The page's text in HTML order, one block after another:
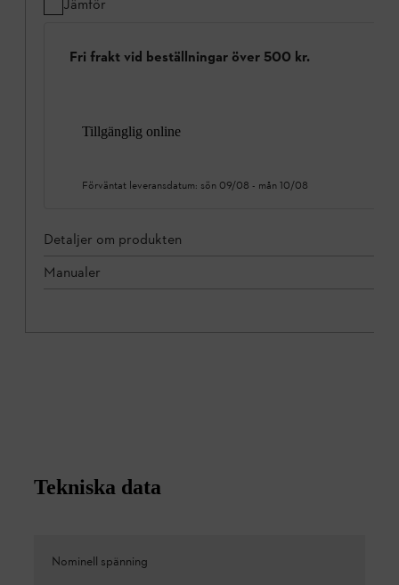
Jämför
Fri frakt vid beställningar över 500 kr.
Tillgänglig online
Förväntat leveransdatum: sön 09/08 - mån 10/08
Detaljer om produkten
Manualer
Tekniska data
Nominell spänning